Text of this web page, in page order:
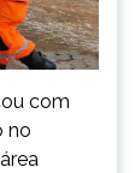
com
no